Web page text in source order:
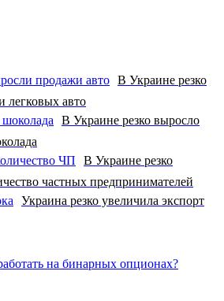
В Украине резко
легковых авто
В Украине резко выросло
В Украине резко
частных предпринимателей
Украина резко увеличила экспорт